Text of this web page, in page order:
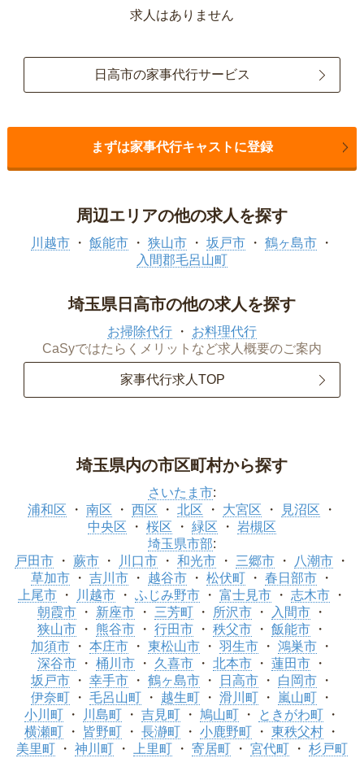
求人はありません
日高市の家事代行サービス
まずは家事代行キャストに登録
周辺エリアの他の求人を探す
川越市 飯能市 狭山市 坂戸市
鶴ヶ島市
入間郡毛呂山町
埼玉県日高市の他の求人を探す
お掃除代行
お料理代行
CaSyではたらくメリットなど求人概要のご案内
家事代行求人TOP
埼玉県内の市区町村から探す
さいたま市:
浦和区
南区 西区 北区 大宮区
見沼区
中央区
桜区 緑区
岩槻区
埼玉県市部:
戸田市
蕨市 川口市 和光市 三郷市
八潮市
草加市
吉川市 越谷市 松伏町
春日部市
上尾市
川越市 ふじみ野市 富士見市
志木市
朝霞市
新座市 三芳町 所沢市
入間市
狭山市
熊谷市 行田市 秩父市
飯能市
加須市
本庄市 東松山市 羽生市
鴻巣市
深谷市
桶川市 久喜市 北本市
蓮田市
坂戸市
幸手市 鶴ヶ島市 日高市
白岡市
伊奈町
毛呂山町 越生町 滑川町
嵐山町
小川町
川島町 吉見町 鳩山町
ときがわ町
横瀬町
皆野町 長瀞町 小鹿野町
東秩父村
美里町
神川町 上里町 寄居町 宮代町 杉戸町